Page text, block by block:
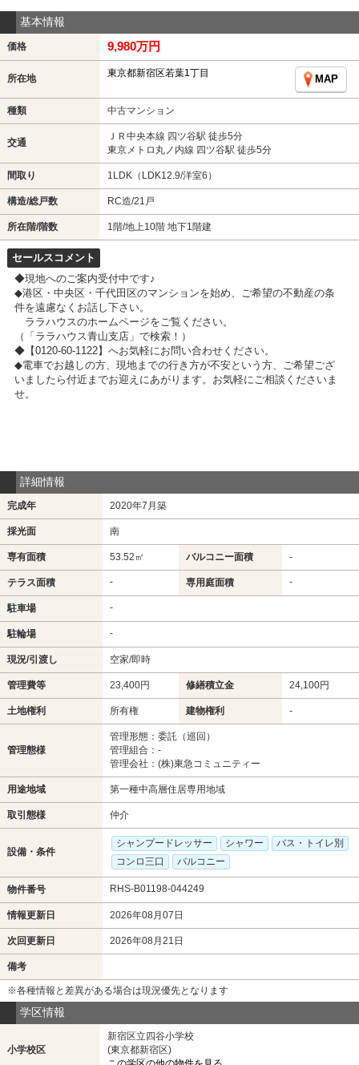
基本情報
価格 9,980万円
所在地 東京都新宿区若葉1丁目
MAP
種類 中古マンション
交通
ＪＲ中央本線 四ツ谷駅 徒歩5分
東京メトロ丸ノ内線 四ツ谷駅 徒歩5分
間取り 1LDK（LDK12.9/洋室6）
構造/総戸数 RC造/21戸
所在階/階数 1階/地上10階 地下1階建
セールスコメント
◆現地へのご案内受付中です♪
◆港区・中央区・千代田区のマンションを始め、ご希望の不動産の条
件を遠慮なくお話し下さい。
ララハウスのホームページをご覧ください。
（「ララハウス青山支店」で検索！）
◆【0120-60-1122】へお気軽にお問い合わせください。
◆電車でお越しの方、現地までの行き方が不安という方、ご希望ござ
いましたら付近までお迎えにあがります。お気軽にご相談くださいま
せ。
詳細情報
完成年 2020年7月築
採光面 南
専有面積 53.52㎡ バルコニー面積 -
テラス面積 - 専用庭面積 -
駐車場 -
駐輪場 -
現況/引渡し 空家/即時
管理費等 23,400円 修繕積立金 24,100円
土地権利 所有権 建物権利 -
管理態様
管理形態：委託（巡回）
管理組合：-
管理会社：(株)東急コミュニティー
用途地域 第一種中高層住居専用地域
取引態様 仲介
設備・条件
シャンプードレッサー シャワー
バス・トイレ別
コンロ三口
バルコニー
物件番号 RHS-B01198-044249
情報更新日 2026年08月07日
次回更新日 2026年08月21日
備考
※各種情報と差異がある場合は現況優先となります
学区情報
小学校区
新宿区立四谷小学校
(東京都新宿区)